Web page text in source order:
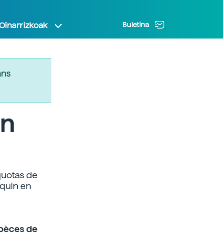
Buletina
de
en
de